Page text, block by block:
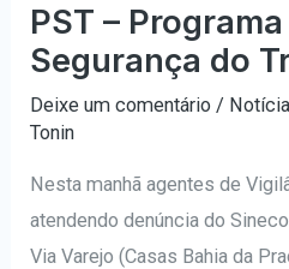
PST –
Segurança do
Deixe um comentário /
Tonin
Nesta manhã agentes de
atendendo denúncia do
Via Varejo (Casas Bahia da